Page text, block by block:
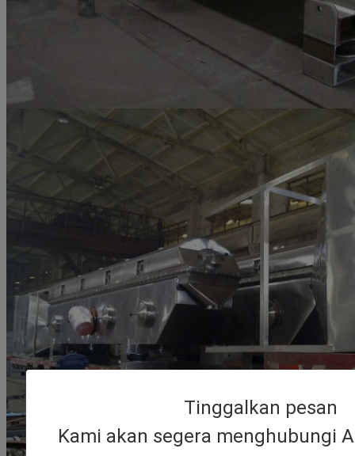
Tinggalkan pesan
Kami akan segera menghubungi